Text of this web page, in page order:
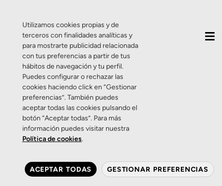
Etiqueta:descuentos
gafas de marca
Promociones Zamarripa
Rebajas en gafas de sol.
Diseño y protección a
Utilizamos cookies propias y de
terceros con finalidades analíticas y
para mostrarte publicidad relacionada
con tus preferencias a partir de tus
hábitos de navegación y tu perfil.
Puedes configurar o rechazar las
cookies haciendo click en “Gestionar
preferencias”. También puedes
aceptar todas las cookies pulsando el
botón “Aceptar todas”. Para más
información puedes visitar nuestra
Política de cookies.
ACEPTAR TODAS GESTIONAR PREFERENCIAS